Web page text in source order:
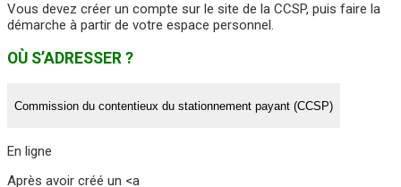
Vous devez créer un compte sur le site de la CCSP, puis faire la
démarche à partir de votre espace personnel.
OÙ S’ADRESSER ?
Commission du contentieux du stationnement payant (CCSP)
En ligne
Après avoir créé un <a